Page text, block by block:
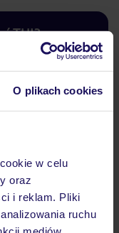
O plikach cookies
w celu
oraz
i reklam. Pliki
ruchu
TUI?
biuro
30 lat w